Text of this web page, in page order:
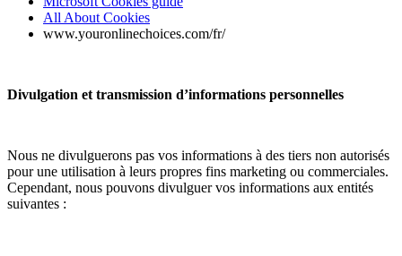
All About Cookies
www.youronlinechoices.com/fr/
Divulgation et transmission d’informations personnelles
Nous ne divulguerons pas vos informations à des tiers non autorisés
pour une utilisation à leurs propres fins marketing ou commerciales.
Cependant, nous pouvons divulguer vos informations aux entités
suivantes :